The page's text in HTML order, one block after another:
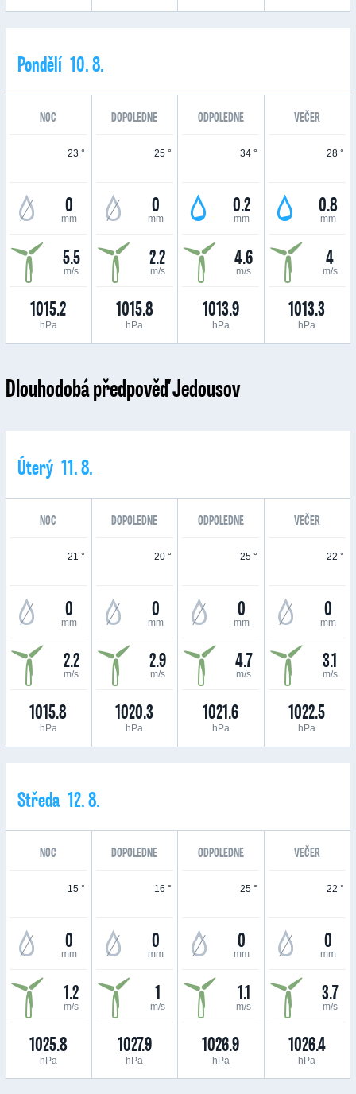
Pondělí 10. 8.
NOC DOPOLEDNE ODPOLEDNE VEČER
23 °
0
mm
5.5
m/s
1015.2
hPa
25 °
0
mm
2.2
m/s
1015.8
hPa
34 °
0.2
mm
4.6
m/s
1013.9
hPa
28 °
0.8
mm
4
m/s
1013.3
hPa
Dlouhodobá předpověď Jedousov
Úterý 11. 8.
NOC DOPOLEDNE ODPOLEDNE VEČER
21 °
0
mm
2.2
m/s
1015.8
hPa
20 °
0
mm
2.9
m/s
1020.3
hPa
25 °
0
mm
4.7
m/s
1021.6
hPa
22 °
0
mm
3.1
m/s
1022.5
hPa
Středa 12. 8.
NOC DOPOLEDNE ODPOLEDNE VEČER
15 °
0
mm
1.2
m/s
1025.8
hPa
16 °
0
mm
1
m/s
1027.9
hPa
25 °
0
mm
1.1
m/s
1026.9
hPa
22 °
0
mm
3.7
m/s
1026.4
hPa